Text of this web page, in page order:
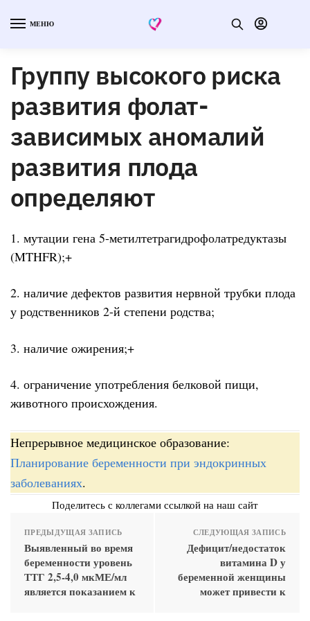
МЕНЮ
Группу высокого риска
развития фолат-
зависимых аномалий
развития плода
определяют
1. мутации гена 5-метилтетрагидрофолатредуктазы
(MTHFR);+
2. наличие дефектов развития нервной трубки плода
у родственников 2-й степени родства;
3. наличие ожирения;+
4. ограничение употребления белковой пищи,
животного происхождения.
Непрерывное медицинское образование:
Планирование беременности при эндокринных
заболеваниях.
Поделитесь с коллегами ссылкой на наш сайт
ПРЕДЫДУЩАЯ ЗАПИСЬ
Выявленный во время
беременности уровень
ТТГ 2,5-4,0 мкМЕ/мл
является показанием к
СЛЕДУЮЩАЯ ЗАПИСЬ
Дефицит/недостаток
витамина D у
беременной женщины
может привести к